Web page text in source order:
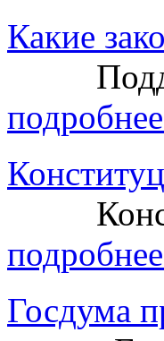
Какие
Госдума